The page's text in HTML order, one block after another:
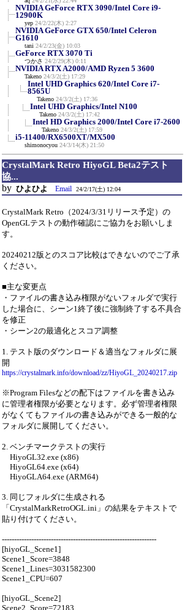
NVIDIA GeForce RTX 3090/Intel Core i9-
12900K
yep 24/2/22(木) 2:27
NVIDIA GeForce GTX 650/Intel Celeron
G1610
tani 24/2/23(金) 10:03
GeForce RTX 3070 Ti
つかさ 24/2/29(木) 0:11
NVIDIA RTX A2000/AMD Ryzen 5 3600
Takeno 24/3/2(土) 17:29
Intel UHD Graphics 620/Intel Core i7-
8565U
Takeno 24/3/2(土) 17:36
Intel UHD Graphics/Intel N100
Takeno 24/3/2(土) 17:42
Intel HD Graphics 2000/Intel Core i7-2600
Takeno 24/3/2(土) 17:59
i5-11400/RX6500XT/MX500
shimonocyou 24/3/14(木) 21:50
CrystalMark Retro HiyoGL Beta2テスト
協...
by ひよひよ Email 24/2/17(土) 12:04
CrystalMark Retro（2024/3/31リリース予定）の
OpenGLテストの動作確認にご協力をお願いしま
す。
20240212版とのスコア比較はできないのでご了承
ください。
■主な変更点
・ファイルの書き込み権限がないフォルダで実行
した場合に、シーン1終了後に強制終了する不具合
を修正
・シーン2の最適化とスコア調整
1. テスト版のダウンロード＆適当なフォルダに展
開
https://crystalmark.info/download/zz/HiyoGL_20240217.zip
※Program Filesなどの配下はファイルを書き込み
に管理者権限が必要となります。必ず管理者権限
がなくてもファイルの書き込みができる一般的な
フォルダに展開してください。
2. ベンチマークテストの実行
HiyoGL32.exe (x86)
HiyoGL64.exe (x64)
HiyoGLA64.exe (ARM64)
3. 同じフォルダに生成される
「CrystalMarkRetroOGL.ini」の結果をテキストで
貼り付けてください。
---------------------------------------------------------------
[hiyoGL_Scene1]
Scene1_Score=3848
Scene1_Lines=3031582300
Scene1_CPU=607
[hiyoGL_Scene2]
Scene2_Score=72183